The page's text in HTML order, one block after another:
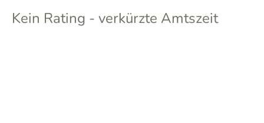
Kein Rating - verkürzte Amtszeit